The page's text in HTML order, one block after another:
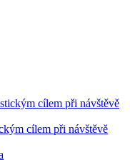
cílem při návštěvě